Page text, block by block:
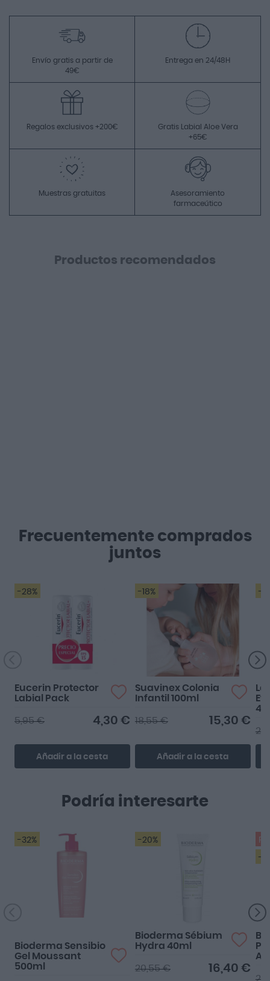
Envío gratis a partir de
49€
Entrega en 24/48H
Regalos exclusivos +200€
Gratis Labial Aloe Vera
+65€
Muestras gratuitas
Asesoramiento
farmaceútico
Productos recomendados
Frecuentemente comprados
juntos
-28%
Eucerin Protector
Labial Pack
4,30 €
5,95 €
Añadir a la cesta
-18%
Suavinex Colonia
Infantil 100ml
15,30 €
18,55 €
Añadir a la cesta
-
Podría interesarte
-32%
Bioderma Sensibio
Gel Moussant
500ml
-20%
Bioderma Sébium
Hydra 40ml
16,40 €
20,55 €
-